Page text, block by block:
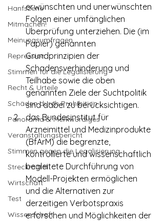
Hanfszene
Mitmachen!
Meinungsumfragen
Repression
Stimmen für die Legalisierung
Recht & Urteile
Schäden durch Prohibition
Panorama & Merkwürdiges
Veranstaltungsbericht
Stimmen gegen die Legalisierung
Streckmittel
Wirtschaft
Test
Wissenschaft
erwünschten und unerwünschten
Folgen einer umfänglichen
Überprüfung unterziehen. Die (im
Papier) genannten
Grundprinzipien der
Schadensverhinderung und
Teilhabe sowie die oben
genannten Ziele der Suchtpolitik
sind dabei zu berücksichtigen.
das Bundesinstitut für
Arzneimittel und Medizinprodukte
(BfArM) die begrenzte,
kontrollierte und wissenschaftlich
begleitete Durchführung von
Modell-Projekten ermöglichen
und die Alternativen zur
derzeitigen Verbotspraxis
erforschen und Möglichkeiten der